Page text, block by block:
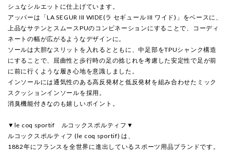
シュなシルエットに仕上げています。
アッパーは「LA SEGUR III WIDE(ラ セギュール III ワイド)」をベースに、
上品なサテンとスムースPUのコンビネーションにすることで、コーディ
ネートの幅が広がるようなデザインに。
ソールは大胆なスリットを入れるとともに、中足部をTPUシャンク構造
にすることで、屈曲性と歩行時の足の捻じれを考慮した安定性で足が前
に前に行くような履き心地を意識しました。
インソールには通気性のある高反発材と低反発材を組み合わせたミック
スクッションインソールを採用。
消臭機能付きなのも嬉しいポイント。
▼le coq sportif ルコックスポルティフ▼
ルコックスポルティフ (le coq sportif) は、
1882年にフランスを全世界に進出しているスポーツ用品ブランドです。